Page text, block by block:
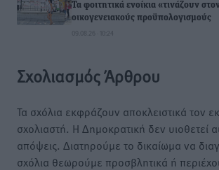
Τα φοιτητικά ενοίκια «τινάζουν
οικογενειακούς προϋπολογισμούς
09.08.26 · 10:24
Σχολιασμός Άρθρου
Τα σχόλια εκφράζουν αποκλειστικά τον
σχολιαστή. Η Δημοκρατική δεν υιοθετεί
απόψεις. Διατηρούμε το δικαίωμα να
σχόλια θεωρούμε προσβλητικά ή